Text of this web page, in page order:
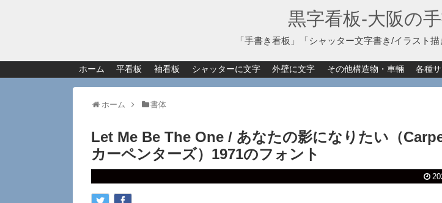
黒字看板‐大阪の
「手書き看板」「シャッター文字書き/イラスト
ホーム 平看板 袖看板 シャッターに文字 外壁に文字 その他構造物・車輛 各種
ホーム 書体
Let Me Be The One / あなたの影になりたい（
カーペンターズ）1971のフォント